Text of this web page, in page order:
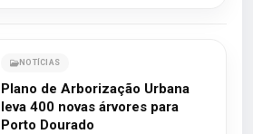
NOTÍCIAS
Plano de Arborização Urbana
leva 400 novas árvores para
Porto Dourado